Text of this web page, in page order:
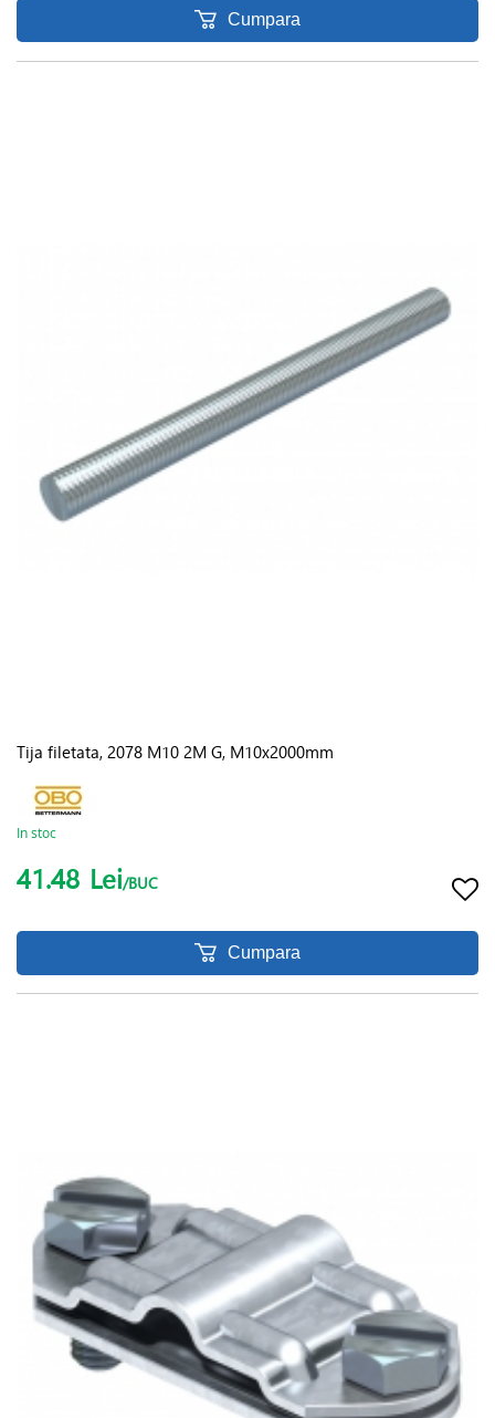
Cumpara
Tija filetata, 2078 M10 2M G, M10x2000mm
In stoc
41.48 Lei/BUC
Cumpara